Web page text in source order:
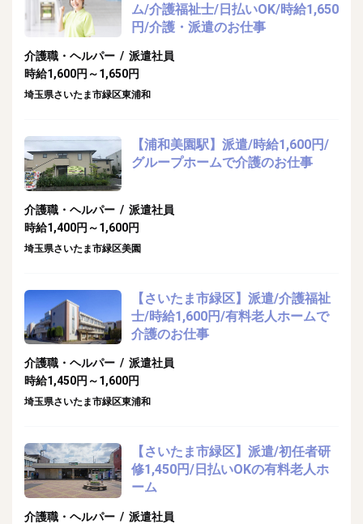
ム/介護福祉士/日払いOK/時給1,650
円/介護・派遣のお仕事
介護職・ヘルパー / 派遣社員
時給1,600円～1,650円
埼玉県さいたま市緑区東浦和
【浦和美園駅】派遣/時給1,600円/
グループホームで介護のお仕事
介護職・ヘルパー / 派遣社員
時給1,400円～1,600円
埼玉県さいたま市緑区美園
【さいたま市緑区】派遣/介護福祉
士/時給1,600円/有料老人ホームで
介護のお仕事
介護職・ヘルパー / 派遣社員
時給1,450円～1,600円
埼玉県さいたま市緑区東浦和
【さいたま市緑区】派遣/初任者研
修1,450円/日払いOKの有料老人ホ
ーム
介護職・ヘルパー / 派遣社員